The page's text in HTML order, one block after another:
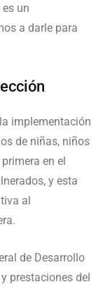
un
a darle para
implementación
de niñas, niños
en el
y esta
al
de Desarrollo
prestaciones del